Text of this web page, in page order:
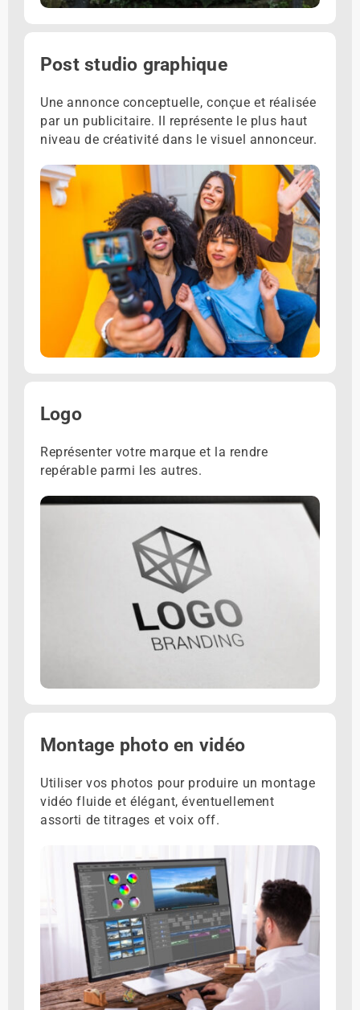
Post studio graphique
Une annonce conceptuelle, conçue et réalisée
par un publicitaire. Il représente le plus haut
niveau de créativité dans le visuel annonceur.
Logo
Représenter votre marque et la rendre
repérable parmi les autres.
Montage photo en vidéo
Utiliser vos photos pour produire un montage
vidéo fluide et élégant, éventuellement
assorti de titrages et voix off.